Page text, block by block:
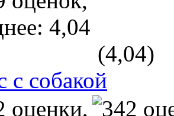
(4,04)
с собакой